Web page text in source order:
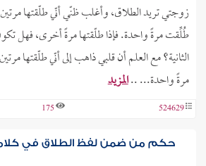
زوجتي تريد الطلاق، وأغلب ظنّي أنّي طلّقتها
طُلِّقت مرةً واحدة. فإذا طلّقتها مرةً أخرى، فهل تكون
الثانية؟ مع العلم أن قلبي ذاهب إلى أنّي طلّقتها
مرةً واحدة... ..المزيد
524629
175
حكم من ضمن لفظ الطلاق في